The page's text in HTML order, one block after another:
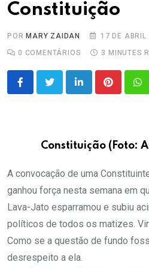
Constituição
POR MARY ZAIDAN
17 DE ABRIL
0 COMENTÁRIOS 3 MINUTES
LinkedInPinterest
Constituição (Foto:
A convocação de uma
ganhou força nesta semana em
Lava-Jato esparramou e subiu
políticos de todos os matizes.
Como se a questão de fundo
desrespeito a ela.